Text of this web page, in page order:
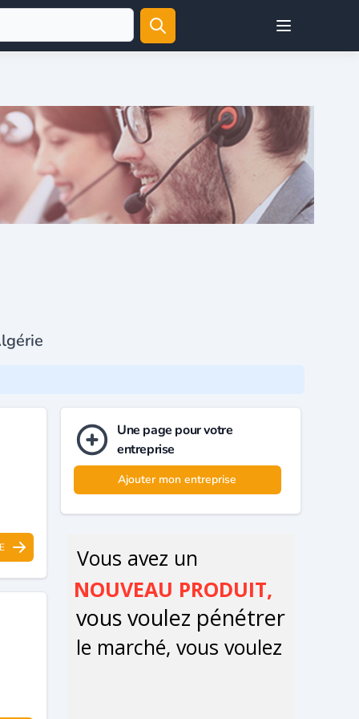
Open user menu
Une page pour votre
entreprise
Ajouter mon entreprise